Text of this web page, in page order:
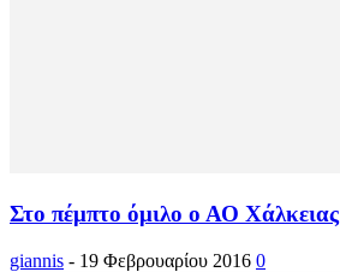
Στο πέμπτο όμιλο ο ΑΟ Χάλκειας
giannis - 19 Φεβρουαρίου 2016 0